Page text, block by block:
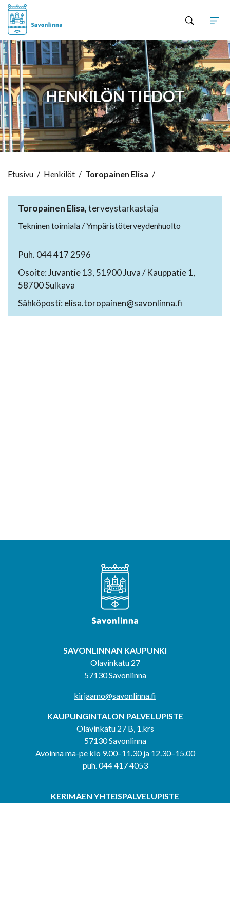
HENKILÖN TIEDOT
Etusivu / Henkilöt / Toropainen Elisa /
Toropainen Elisa,terveystarkastaja
Tekninen toimiala / Ympäristöterveydenhuolto
Puh. 044 417 2596
Osoite: Juvantie 13, 51900 Juva / Kauppatie 1,
58700 Sulkava
Sähköposti: elisa.toropainen@savonlinna.fi
SAVONLINNAN KAUPUNKI
Olavinkatu 27
57130 Savonlinna
kirjaamo@savonlinna.fi
KAUPUNGINTALON PALVELUPISTE
Olavinkatu 27 B, 1.krs
57130 Savonlinna
Avoinna ma-pe klo 9.00–11.30 ja 12.30–15.00
puh. 044 417 4053
KERIMÄEN YHTEISPALVELUPISTE